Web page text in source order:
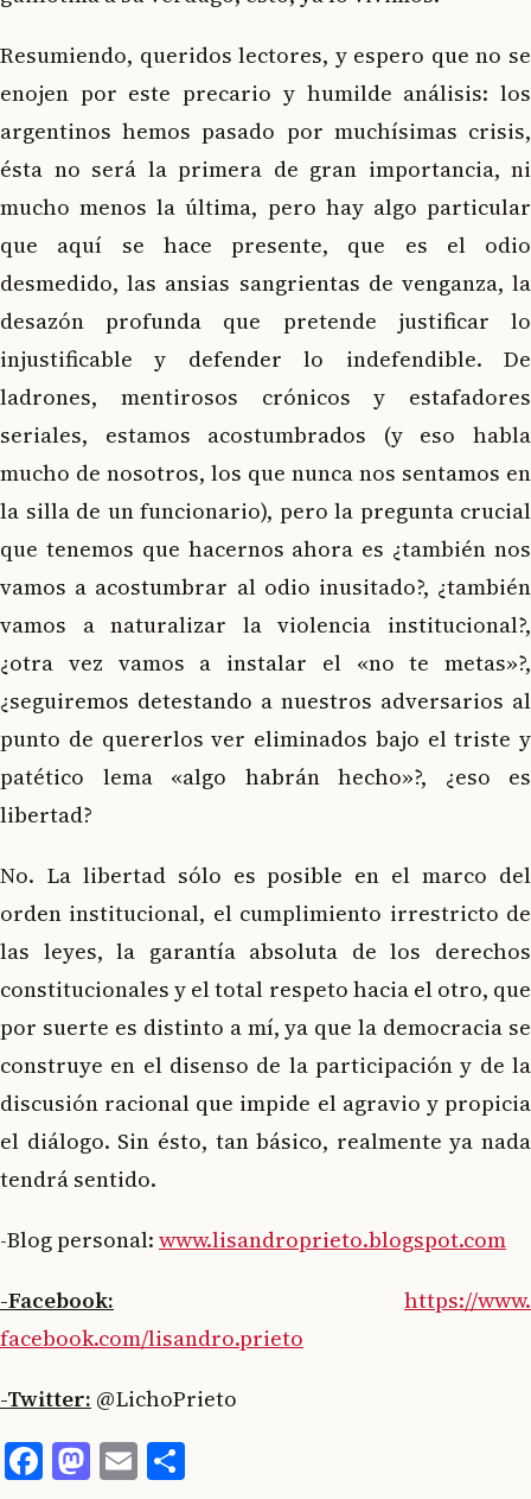
Resumiendo, queridos lectores, y espero que no se
enojen por este precario y humilde análisis: los
argentinos hemos pasado por muchísimas crisis,
ésta no será la primera de gran importancia, ni
mucho menos la última, pero hay algo particular
que aquí se hace presente, que es el odio
desmedido, las ansias sangrientas de venganza, la
desazón profunda que pretende justificar lo
injustificable y defender lo indefendible. De
ladrones, mentirosos crónicos y estafadores
seriales, estamos acostumbrados (y eso habla
mucho de nosotros, los que nunca nos sentamos en
la silla de un funcionario), pero la pregunta crucial
que tenemos que hacernos ahora es ¿también nos
vamos a acostumbrar al odio inusitado?, ¿también
vamos a naturalizar la violencia institucional?,
¿otra vez vamos a instalar el «no te metas»?,
¿seguiremos detestando a nuestros adversarios al
punto de quererlos ver eliminados bajo el triste y
patético lema «algo habrán hecho»?, ¿eso es
libertad?
No. La libertad sólo es posible en el marco del
orden institucional, el cumplimiento irrestricto de
las leyes, la garantía absoluta de los derechos
constitucionales y el total respeto hacia el otro, que
por suerte es distinto a mí, ya que la democracia se
construye en el disenso de la participación y de la
discusión racional que impide el agravio y propicia
el diálogo. Sin ésto, tan básico, realmente ya nada
tendrá sentido.
-Blog personal: www.lisandroprieto.blogspot.com
-Facebook:
https://www.
facebook.com/lisandro.prieto
-Twitter: @LichoPrieto
Facebook
Mastodon
Email